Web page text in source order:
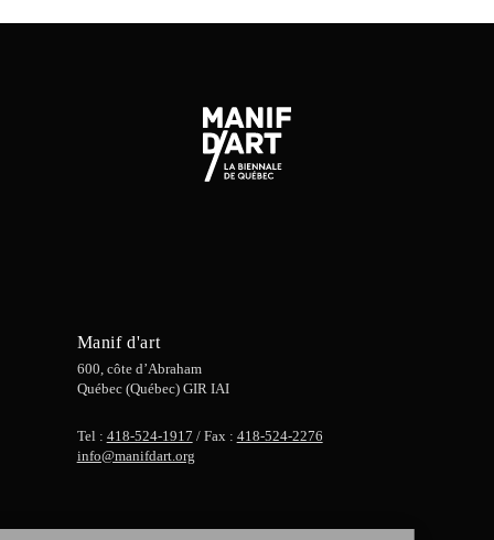
Manif d'art
600, côte d’Abraham
Québec (Québec) GIR IAI
Tel : 418-524-1917 / Fax : 418-524-2276
info@manifdart.org